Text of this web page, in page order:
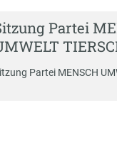
Partei
Partei MENSCH